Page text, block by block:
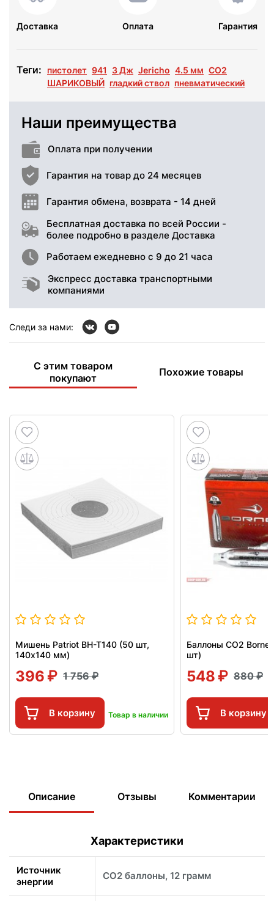
Доставка Оплата Гарантия
Теги: пистолет 941 3 Дж Jericho 4.5 мм СО2
ШАРИКОВЫЙ гладкий ствол пневматический
Наши преимущества
Оплата при получении
Гарантия на товар до 24 месяцев
Гарантия обмена, возврата - 14 дней
Бесплатная доставка по всей России -
более подробно в разделе Доставка
Работаем ежедневно с 9 до 21 часа
Экспресс доставка транспортными
компаниями
Следи за нами:
С этим товаром
покупают
Похожие товары
Мишень Patriot BH-T140 (50 шт,
140x140 мм)
396 1 756
В корзину Товар в наличии
Баллоны СО2
шт)
548 880
В корзину
Описание Отзывы Комментарии
Характеристики
Источник
энергии
CO2 баллоны, 12 грамм